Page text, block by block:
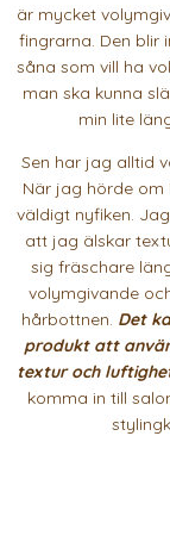
är mycket
fingrarna. Den blir
såna som vill ha
man ska kunna
min lite
Sen har jag alltid
När jag hörde om
väldigt nyfiken.
att jag älskar
sig fräschare
volymgivande
hårbottnen. Det
produkt att
textur och
komma in till